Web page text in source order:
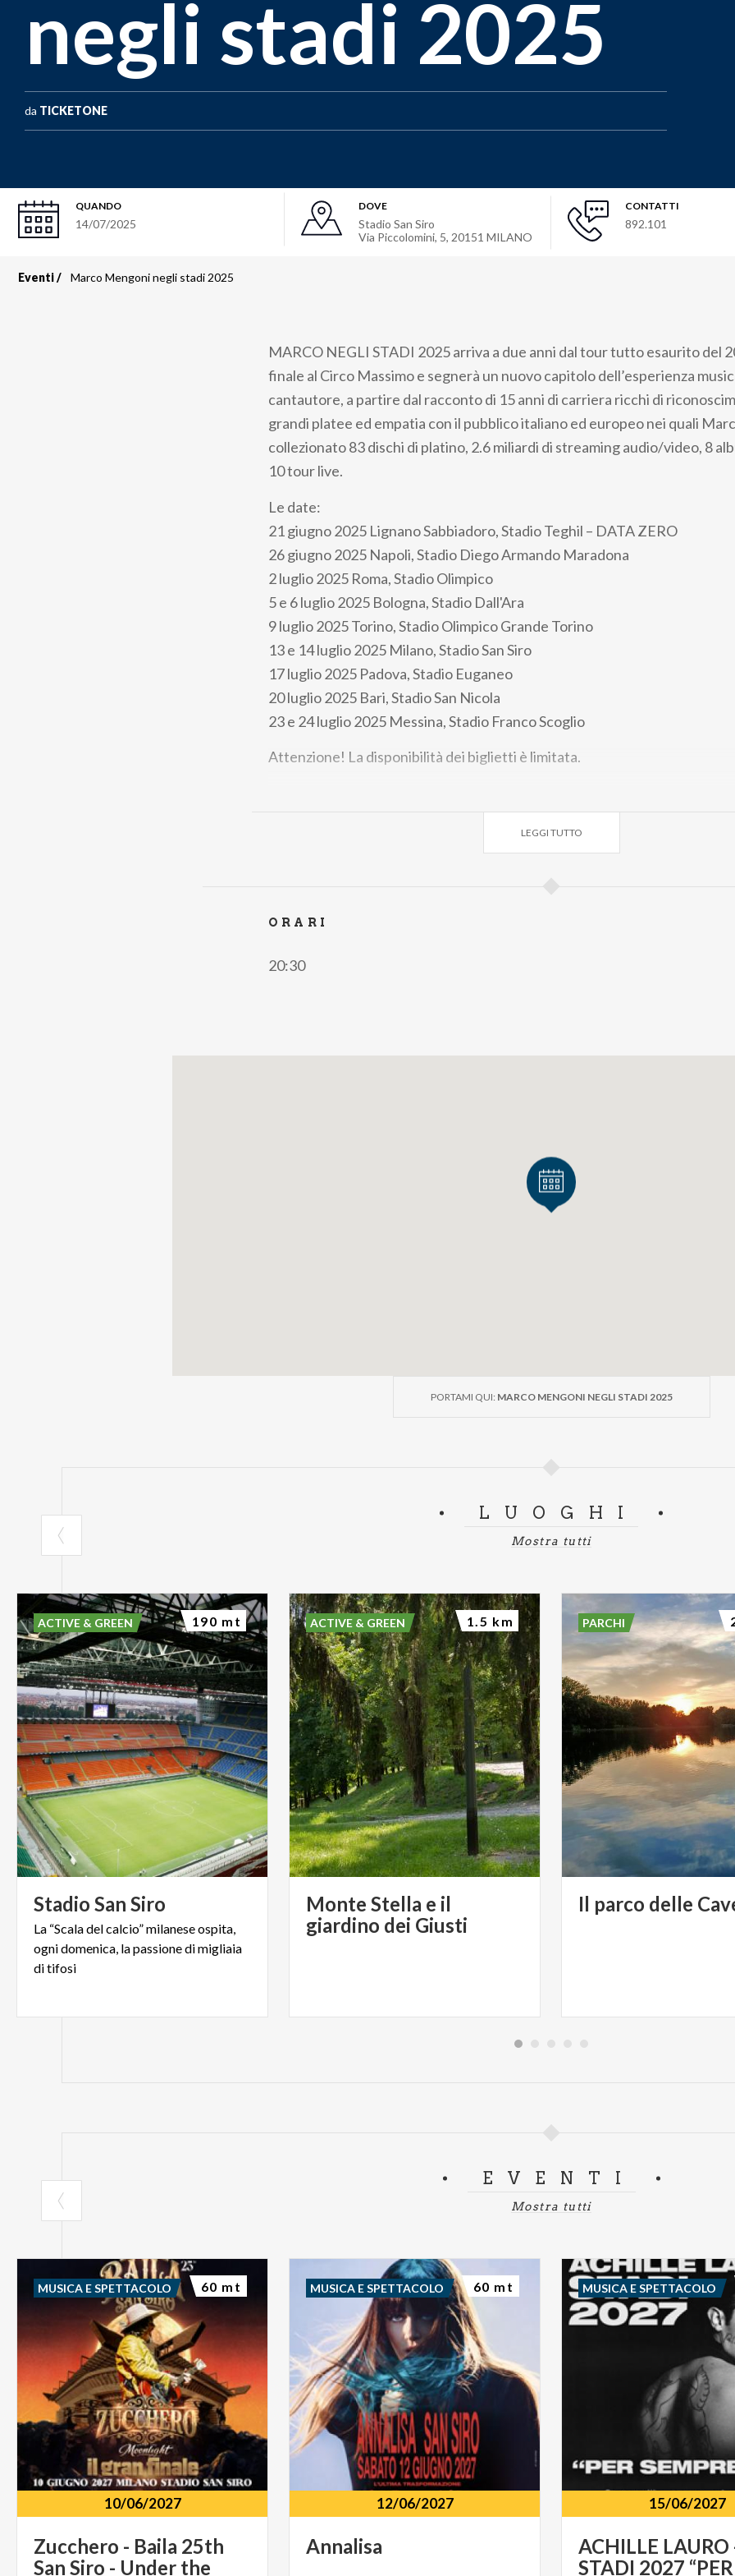
negli stadi 2025
da TICKETONE
QUANDO
14/07/2025
DOVE
Stadio San Siro
Via Piccolomini, 5, 20151 MILANO
CONTATTI
892.101
Eventi Marco Mengoni negli stadi 2025
MARCO NEGLI STADI 2025 arriva a due anni dal tour tutto esaurito del
finale al Circo Massimo e segnerà un nuovo capitolo dell’esperienza
cantautore, a partire dal racconto di 15 anni di carriera ricchi di
grandi platee ed empatia con il pubblico italiano ed europeo nei quali
collezionato 83 dischi di platino, 2.6 miliardi di streaming audio/video, 8
10 tour live.
Le date:
21 giugno 2025 Lignano Sabbiadoro, Stadio Teghil – DATA ZERO
26 giugno 2025 Napoli, Stadio Diego Armando Maradona
2 luglio 2025 Roma, Stadio Olimpico
5 e 6 luglio 2025 Bologna, Stadio Dall'Ara
9 luglio 2025 Torino, Stadio Olimpico Grande Torino
13 e 14 luglio 2025 Milano, Stadio San Siro
17 luglio 2025 Padova, Stadio Euganeo
20 luglio 2025 Bari, Stadio San Nicola
23 e 24 luglio 2025 Messina, Stadio Franco Scoglio
Attenzione! La disponibilità dei biglietti è limitata.
€ 51,75Prato€ 52,904 Settore Num. Vis.
Prato Gold€ 64,40
LEGGI TUTTO
ORARI
20:30
PORTAMI QUI: MARCO MENGONI NEGLI STADI 2025
LUOGHI
Mostra tutti
Stadio San Siro
La “Scala del calcio” milanese ospita,
ogni domenica, la passione di migliaia
di tifosi
ACTIVE & GREEN 190 mt
Monte Stella e il
giardino dei Giusti
ACTIVE & GREEN 1.5 km
Il parco delle
PARCHI
EVENTI
Mostra tutti
10/06/2027
Zucchero - Baila 25th
San Siro - Under the
MUSICA E SPETTACOLO 60 mt
12/06/2027
Annalisa
MUSICA E SPETTACOLO 60 mt
15/06/2027
ACHILLE LAURO
STADI 2027 “PER
MUSICA E SPETTACOLO